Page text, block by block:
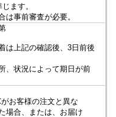
ます。
事前審査が必要。
は上記の確認後、3日前後
、状況によって期日が前
お客様の注文と異な
場合、または、お届け